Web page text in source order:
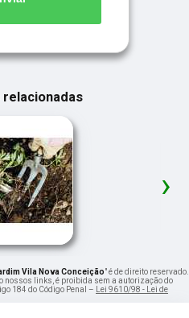
relacionadas
›
Vila Nova Conceição" é de direito reservado.
nossos links, é proibida sem a autorização do
184 do Código Penal – Lei 9610/98 - Lei de